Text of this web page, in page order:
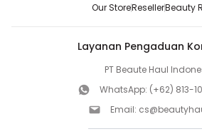
Our StoreResellerBeauty
Layanan Pengaduan
PT Beaute Haul
WhatsApp: (+62) 813-
Email: